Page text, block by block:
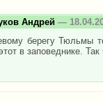
Андрей —
берегу Тюльмы
в заповеднике.